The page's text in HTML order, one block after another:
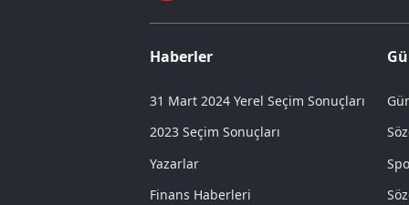
Haberler
31 Mart 2024 Yerel Seçim Sonuçları
2023 Seçim Sonuçları
Yazarlar
Finans Haberleri